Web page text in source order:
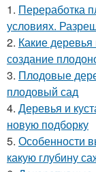
1. Переработка
условиях.
2. Какие
создание
3. Плодовые
плодовый сад
4. Деревья и
новую подборку
5. Особенности
какую глубину